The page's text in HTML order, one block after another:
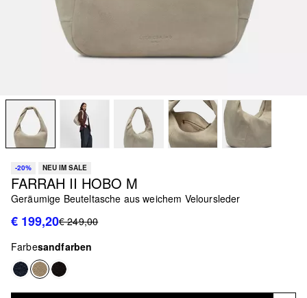
-20% NEU IM SALE
FARRAH II HOBO M
Geräumige Beuteltasche aus weichem Veloursleder
€ 199,20€ 249,00
Farbesandfarben